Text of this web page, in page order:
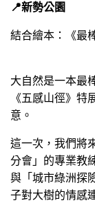
📍新勢公園
結合繪本：《最
大自然是一本最
《五感山徑》特
意。
這一次，我們將
分會」的專業教
與「城市綠洲探
子對大樹的情感